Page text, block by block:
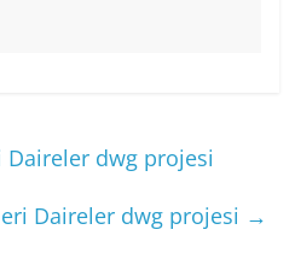
Daireler dwg projesi
Daireler dwg projesi →